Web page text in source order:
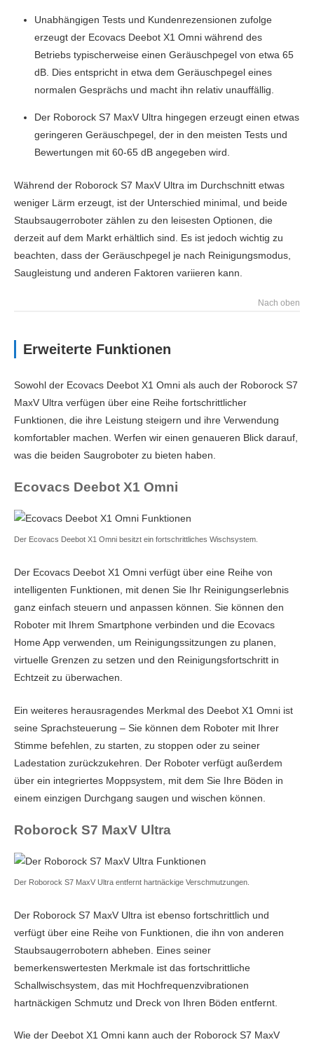
Unabhängigen Tests und Kundenrezensionen zufolge
erzeugt der Ecovacs Deebot X1 Omni während des
Betriebs typischerweise einen Geräuschpegel von etwa 65
dB. Dies entspricht in etwa dem Geräuschpegel eines
normalen Gesprächs und macht ihn relativ unauffällig.
Der Roborock S7 MaxV Ultra hingegen erzeugt einen etwas
geringeren Geräuschpegel, der in den meisten Tests und
Bewertungen mit 60-65 dB angegeben wird.
Während der Roborock S7 MaxV Ultra im Durchschnitt etwas
weniger Lärm erzeugt, ist der Unterschied minimal, und beide
Staubsaugerroboter zählen zu den leisesten Optionen, die
derzeit auf dem Markt erhältlich sind. Es ist jedoch wichtig zu
beachten, dass der Geräuschpegel je nach Reinigungsmodus,
Saugleistung und anderen Faktoren variieren kann.
Nach oben
Erweiterte Funktionen
Sowohl der Ecovacs Deebot X1 Omni als auch der Roborock S7
MaxV Ultra verfügen über eine Reihe fortschrittlicher
Funktionen, die ihre Leistung steigern und ihre Verwendung
komfortabler machen. Werfen wir einen genaueren Blick darauf,
was die beiden Saugroboter zu bieten haben.
Ecovacs Deebot X1 Omni
Der Ecovacs Deebot X1 Omni besitzt ein fortschrittliches Wischsystem.
Der Ecovacs Deebot X1 Omni verfügt über eine Reihe von
intelligenten Funktionen, mit denen Sie Ihr Reinigungserlebnis
ganz einfach steuern und anpassen können. Sie können den
Roboter mit Ihrem Smartphone verbinden und die Ecovacs
Home App verwenden, um Reinigungssitzungen zu planen,
virtuelle Grenzen zu setzen und den Reinigungsfortschritt in
Echtzeit zu überwachen.
Ein weiteres herausragendes Merkmal des Deebot X1 Omni ist
seine Sprachsteuerung – Sie können dem Roboter mit Ihrer
Stimme befehlen, zu starten, zu stoppen oder zu seiner
Ladestation zurückzukehren. Der Roboter verfügt außerdem
über ein integriertes Moppsystem, mit dem Sie Ihre Böden in
einem einzigen Durchgang saugen und wischen können.
Roborock S7 MaxV Ultra
Der Roborock S7 MaxV Ultra entfernt hartnäckige Verschmutzungen.
Der Roborock S7 MaxV Ultra ist ebenso fortschrittlich und
verfügt über eine Reihe von Funktionen, die ihn von anderen
Staubsaugerrobotern abheben. Eines seiner
bemerkenswertesten Merkmale ist das fortschrittliche
Schallwischsystem, das mit Hochfrequenzvibrationen
hartnäckigen Schmutz und Dreck von Ihren Böden entfernt.
Wie der Deebot X1 Omni kann auch der Roborock S7 MaxV